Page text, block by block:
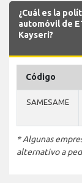
¿Cuál es la
automóvil de
Kayseri?
Código
SAMESAME
* Algunas
alternativo a